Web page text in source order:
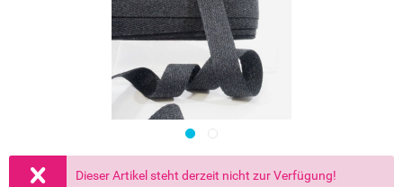
Dieser Artikel steht derzeit nicht zur Verfügung!